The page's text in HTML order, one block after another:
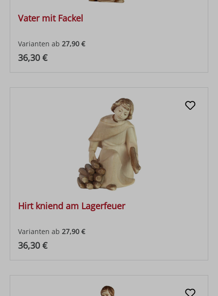
Vater mit Fackel
Varianten ab 27,90 €
Regulärer Preis:
36,30 €
Hirt kniend am Lagerfeuer
Varianten ab 27,90 €
Regulärer Preis:
36,30 €